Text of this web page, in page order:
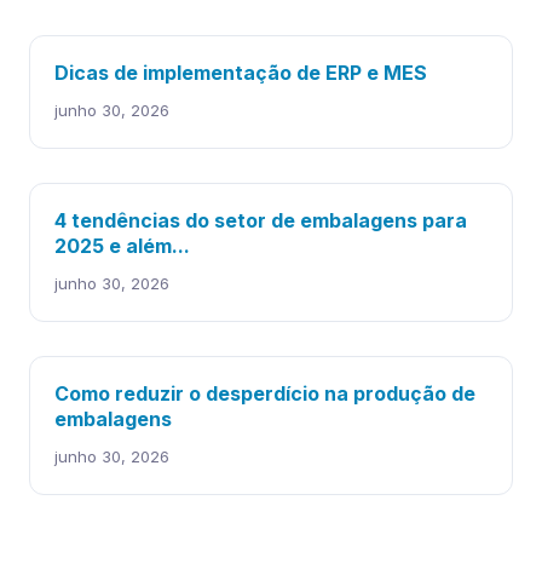
Dicas de implementação de ERP e MES
junho 30, 2026
4 tendências do setor de embalagens para
2025 e além...
junho 30, 2026
Como reduzir o desperdício na produção de
embalagens
junho 30, 2026